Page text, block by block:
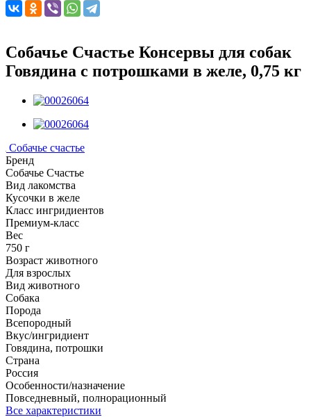
Собачье Счастье Консервы для собак
Говядина с потрошками в желе, 0,75 кг
Собачье счастье
Бренд
Собачье Счастье
Вид лакомства
Кусочки в желе
Класс ингридиентов
Премиум-класс
Вес
750 г
Возраст животного
Для взрослых
Вид животного
Собака
Порода
Всепородный
Вкус/ингридиент
Говядина, потрошки
Страна
Россия
Особенности/назначение
Повседневный, полнорационный
Все характеристики